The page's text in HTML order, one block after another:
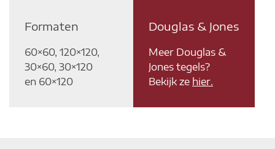
Formaten
60×60, 120×120,
30×60, 30×120
en 60×120
Douglas & Jones
Meer Douglas &
Jones tegels?
Bekijk ze hier.